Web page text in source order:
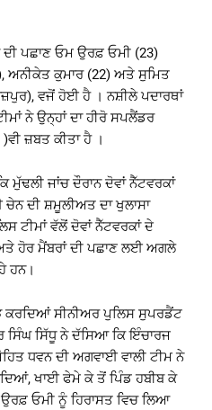
ਪਛਾਣ ਓਮ ਉਰਫ਼ ਓਮੀ (23)
ਅਨੀਕੇਤ ਕੁਮਾਰ (22) ਅਤੇ ਸੁਮਿਤ
ਵਜੋਂ ਹੋਈ ਹੈ । ਨਸ਼ੀਲੇ ਪਦਾਰਥਾਂ
ਨੇ ਉਨ੍ਹਾਂ ਦਾ ਹੀਰੋ ਸਪਲੈਂਡਰ
ਜ਼ਬਤ ਕੀਤਾ ਹੈ ।
ਮੁੱਢਲੀ ਜਾਂਚ ਦੌਰਾਨ ਦੋਵਾਂ ਨੈੱਟਵਰਕਾਂ
ਦੀ ਸ਼ਮੂਲੀਅਤ ਦਾ ਖੁਲਾਸਾ
ਟੀਮਾਂ ਵੱਲੋਂ ਦੋਵਾਂ ਨੈੱਟਵਰਕਾਂ ਦੇ
ਹੋਰ ਮੈਂਬਰਾਂ ਦੀ ਪਛਾਣ ਲਈ ਅਗਲੇ
ਹਨ।
ਕਰਦਿਆਂ ਸੀਨੀਅਰ ਪੁਲਿਸ ਸੁਪਰਡੈਂਟ
ਸਿੰਘ ਸਿੱਧੂ ਨੇ ਦੱਸਿਆ ਕਿ ਇੰਚਾਰਜ
ਧਵਨ ਦੀ ਅਗਵਾਈ ਵਾਲੀ ਟੀਮ ਨੇ
ਖਾਈ ਫੇਮੇ ਕੇ ਤੋਂ ਪਿੰਡ ਹਬੀਬ ਕੇ
ਓਮੀ ਨੂੰ ਹਿਰਾਸਤ ਵਿਚ ਲਿਆ